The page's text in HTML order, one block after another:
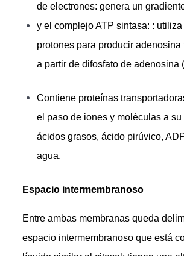
de electrones: genera un
y el complejo ATP sintasa: :
protones para producir adenosina
a partir de difosfato de adenosina
Contiene proteínas
el paso de iones y moléculas a su
ácidos grasos, ácido pirúvico,
agua.
Espacio intermembranoso
Entre ambas membranas queda
espacio intermembranoso que está